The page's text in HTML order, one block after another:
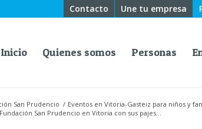
Contacto Une tu empresa
Inicio Quienes somos Personas
San Prudencio / Eventos en Vitoria-Gasteiz para niños y
San Prudencio en Vitoria con sus pajes...